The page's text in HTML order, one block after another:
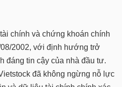
chính và chứng khoán chính
2002, với định hướng trở
đáng tin cậy của nhà đầu tư.
đã không ngừng nỗ lực